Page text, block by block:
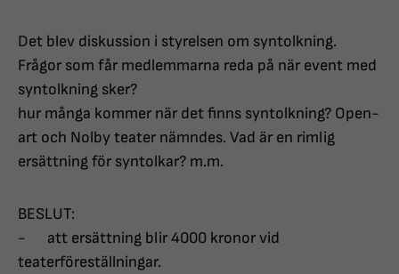
Det blev diskussion i styrelsen om syntolkning.
Frågor som får medlemmarna reda på när event med
syntolkning sker?
hur många kommer när det finns syntolkning? Open-
art och Nolby teater nämndes. Vad är en rimlig
ersättning för syntolkar? m.m.
BESLUT:
- att ersättning blir 4000 kronor vid
teaterföreställningar.